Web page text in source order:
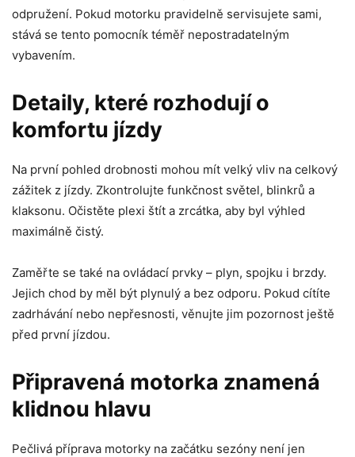
odpružení. Pokud motorku pravidelně servisujete sami,
stává se tento pomocník téměř nepostradatelným
vybavením.
Detaily, které rozhodují o
komfortu jízdy
Na první pohled drobnosti mohou mít velký vliv na celkový
zážitek z jízdy. Zkontrolujte funkčnost světel, blinkrů a
klaksonu. Očistěte plexi štít a zrcátka, aby byl výhled
maximálně čistý.
Zaměřte se také na ovládací prvky – plyn, spojku i brzdy.
Jejich chod by měl být plynulý a bez odporu. Pokud cítíte
zadrhávání nebo nepřesnosti, věnujte jim pozornost ještě
před první jízdou.
Připravená motorka znamená
klidnou hlavu
Pečlivá příprava motorky na začátku sezóny není jen